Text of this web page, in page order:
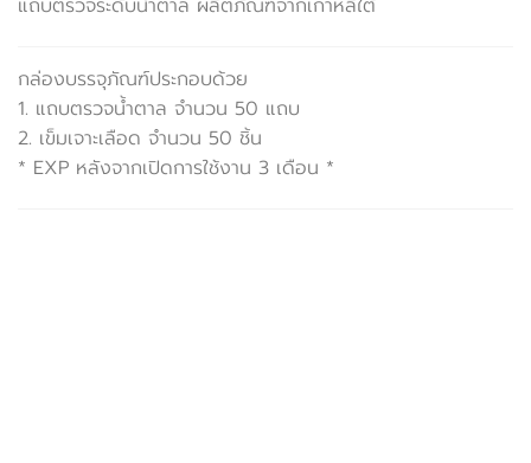
แถบตรวจระดับน้ำตาล ผลิตภัณฑ์จากเกาหลีใต้
กล่องบรรจุภัณฑ์ประกอบด้วย
1. แถบตรวจน้ำตาล จำนวน 50 แถบ
2. เข็มเจาะเลือด จำนวน 50 ชิ้น
* EXP หลังจากเปิดการใช้งาน 3 เดือน *